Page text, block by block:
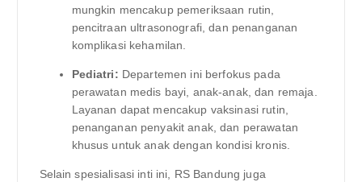
mungkin mencakup pemeriksaan rutin,
pencitraan ultrasonografi, dan penanganan
komplikasi kehamilan.
Pediatri: Departemen ini berfokus pada
perawatan medis bayi, anak-anak, dan remaja.
Layanan dapat mencakup vaksinasi rutin,
penanganan penyakit anak, dan perawatan
khusus untuk anak dengan kondisi kronis.
Selain spesialisasi inti ini, RS Bandung juga